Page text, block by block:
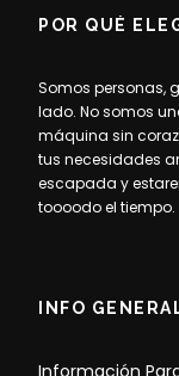
POR QUÉ
Somos personas,
lado. No somos
máquina sin
tus necesidades
escapada y
toooodo el tiempo.
INFO